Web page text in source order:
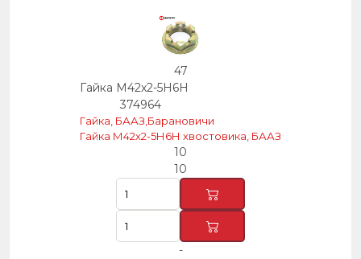
47
Гайка М42х2-5Н6Н
374964
Гайка, БААЗ,Барановичи
Гайка М42х2-5Н6Н хвостовика, БААЗ
10
10
-